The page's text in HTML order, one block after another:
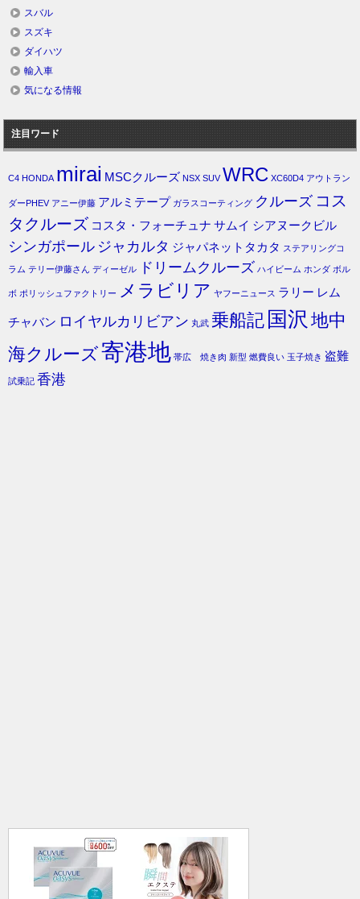
スバル
スズキ
ダイハツ
輸入車
気になる情報
注目ワード
C4 HONDA mirai MSCクルーズ NSX SUV WRC XC60D4 アウトラン
ダーPHEV アニー伊藤 アルミテープ ガラスコーティング クルーズ コス
タクルーズ コスタ・フォーチュナ サムイ シアヌークビル
シンガポール ジャカルタ ジャパネットタカタ ステアリングコ
ラム テリー伊藤さん ディーゼル ドリームクルーズ ハイビーム ホンダ ボル
ボ ポリッシュファクトリー メラビリア ヤフーニュース ラリー レム
チャバン ロイヤルカリビアン 丸武 乗船記 国沢 地中
海クルーズ寄港地 帯広 焼き肉 新型 燃費良い 玉子焼き 盗難
試乗記 香港